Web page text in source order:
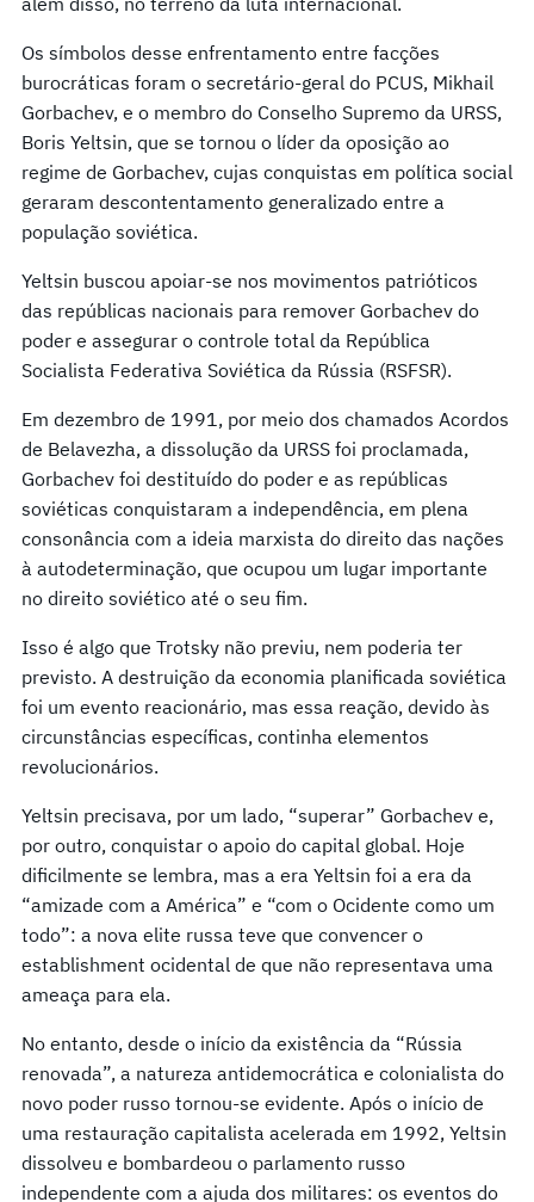
Os símbolos desse enfrentamento entre facções
burocráticas foram o secretário-geral do PCUS, Mikhail
Gorbachev, e o membro do Conselho Supremo da URSS,
Boris Yeltsin, que se tornou o líder da oposição ao
regime de Gorbachev, cujas conquistas em política social
geraram descontentamento generalizado entre a
população soviética.
Yeltsin buscou apoiar-se nos movimentos patrióticos
das repúblicas nacionais para remover Gorbachev do
poder e assegurar o controle total da República
Socialista Federativa Soviética da Rússia (RSFSR).
Em dezembro de 1991, por meio dos chamados Acordos
de Belavezha, a dissolução da URSS foi proclamada,
Gorbachev foi destituído do poder e as repúblicas
soviéticas conquistaram a independência, em plena
consonância com a ideia marxista do direito das nações
à autodeterminação, que ocupou um lugar importante
no direito soviético até o seu fim.
Isso é algo que Trotsky não previu, nem poderia ter
previsto. A destruição da economia planificada soviética
foi um evento reacionário, mas essa reação, devido às
circunstâncias específicas, continha elementos
revolucionários.
Yeltsin precisava, por um lado, “superar” Gorbachev e,
por outro, conquistar o apoio do capital global. Hoje
dificilmente se lembra, mas a era Yeltsin foi a era da
“amizade com a América” e “com o Ocidente como um
todo”: a nova elite russa teve que convencer o
establishment ocidental de que não representava uma
ameaça para ela.
No entanto, desde o início da existência da “Rússia
renovada”, a natureza antidemocrática e colonialista do
novo poder russo tornou-se evidente. Após o início de
uma restauração capitalista acelerada em 1992, Yeltsin
dissolveu e bombardeou o parlamento russo
independente com a ajuda dos militares: os eventos do